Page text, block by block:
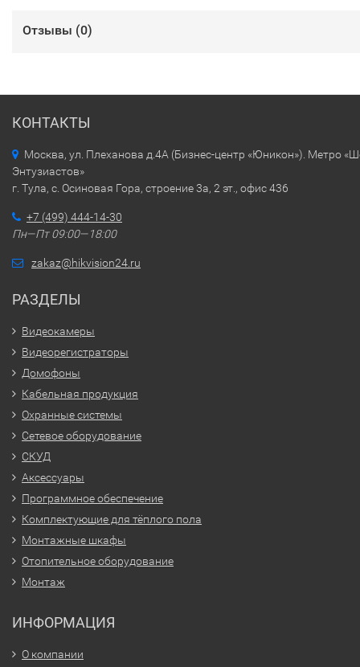
Отзывы (0)
КОНТАКТЫ
Москва, ул. Плеханова д.4А (Бизнес-центр «Юникон»). Метро
Энтузиастов»
г. Тула, с. Осиновая Гора, строение 3а, 2 эт., офис 436
+7 (499) 444-14-30
Пн—Пт 09:00—18:00
zakaz@hikvision24.ru
РАЗДЕЛЫ
Видеокамеры
Видеорегистраторы
Домофоны
Кабельная продукция
Охранные системы
Сетевое оборудование
СКУД
Аксессуары
Программное обеспечение
Комплектующие для тёплого пола
Монтажные шкафы
Отопительное оборудование
Монтаж
ИНФОРМАЦИЯ
О компании